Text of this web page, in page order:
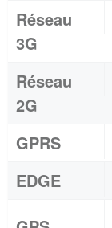
Réseau
3G
Réseau
2G
GPRS
EDGE